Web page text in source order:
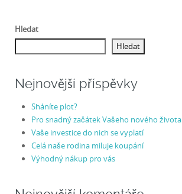
Hledat
Hledat
Nejnovější příspěvky
Sháníte plot?
Pro snadný začátek Vašeho nového života
Vaše investice do nich se vyplatí
Celá naše rodina miluje koupání
Výhodný nákup pro vás